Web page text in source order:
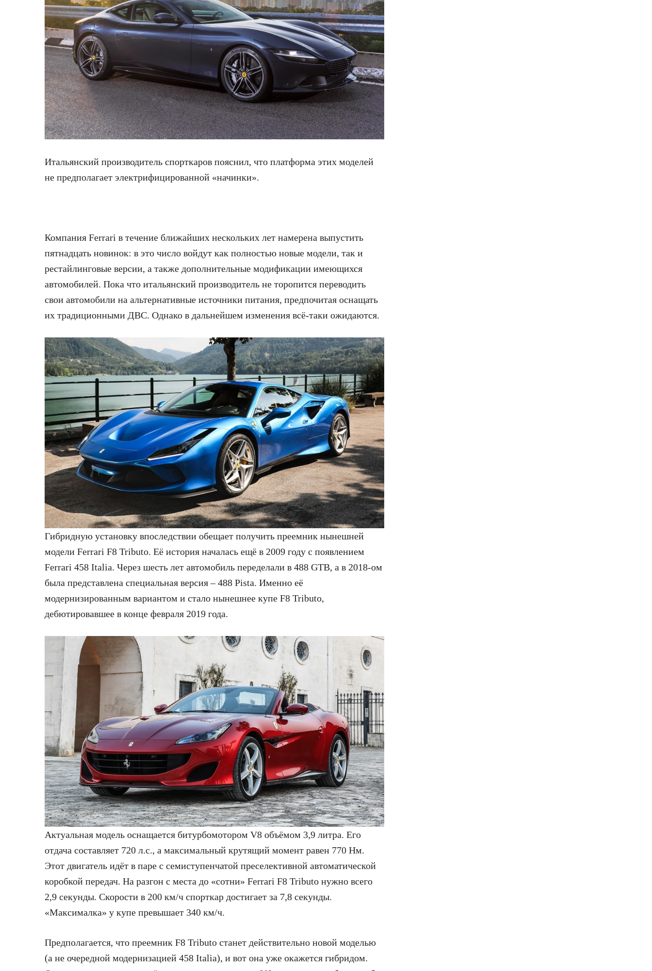
Итальянский производитель спорткаров пояснил, что платформа этих моделей
не предполагает электрифицированной «начинки».
Компания Ferrari в течение ближайших нескольких лет намерена выпустить
пятнадцать новинок: в это число войдут как полностью новые модели, так и
рестайлинговые версии, а также дополнительные модификации имеющихся
автомобилей. Пока что итальянский производитель не торопится переводить
свои автомобили на альтернативные источники питания, предпочитая оснащать
их традиционными ДВС. Однако в дальнейшем изменения всё-таки ожидаются.
Гибридную установку впоследствии обещает получить преемник нынешней
модели Ferrari F8 Tributo. Её история началась ещё в 2009 году с появлением
Ferrari 458 Italia. Через шесть лет автомобиль переделали в 488 GTB, а в 2018-ом
была представлена специальная версия – 488 Pista. Именно её
модернизированным вариантом и стало нынешнее купе F8 Tributo,
дебютировавшее в конце февраля 2019 года.
Актуальная модель оснащается битурбомотором V8 объёмом 3,9 литра. Его
отдача составляет 720 л.с., а максимальный крутящий момент равен 770 Нм.
Этот двигатель идёт в паре с семиступенчатой преселективной автоматической
коробкой передач. На разгон с места до «сотни» Ferrari F8 Tributo нужно всего
2,9 секунды. Скорости в 200 км/ч спорткар достигает за 7,8 секунды.
«Максималка» у купе превышает 340 км/ч.
Предполагается, что преемник F8 Tributo станет действительно новой моделью
(а не очередной модернизацией 458 Italia), и вот она уже окажется гибридом.